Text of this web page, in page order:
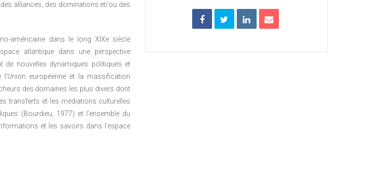
alliances, des dominations et/ou des
américaine dans le long XIXe siècle
atlantique dans une perspective
de nouvelles dynamiques politiques et
européenne et la massification
des domaines les plus divers dont
transferts et les médiations culturelles
(Bourdieu, 1977) et l’ensemble du
et les savoirs dans l’espace